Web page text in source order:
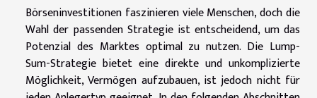
Börseninvestitionen faszinieren viele Menschen, doch die
Wahl der passenden Strategie ist entscheidend, um das
Potenzial des Marktes optimal zu nutzen. Die Lump-
Sum-Strategie bietet eine direkte und unkomplizierte
Möglichkeit, Vermögen aufzubauen, ist jedoch nicht für